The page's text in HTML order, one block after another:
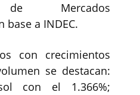
de Mercados
a INDEC.
con crecimientos
se destacan:
con el 1.366%;